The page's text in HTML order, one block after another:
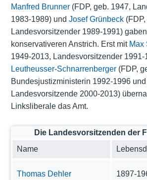
Manfred Brunner(FDP, geb. 1947,
1983-1989) und Josef Grünbeck(FDP,
Landesvorsitzender 1989-1991)
konservativeren Anstrich. Erst mit Max
1949-2013, Landesvorsitzender 1991-
Leutheusser-Schnarrenberger(FDP,
Bundesjustizministerin 1992-1996
Landesvorsitzende 2000-2013)
Linksliberale das Amt.
Die Landesvorsitzenden der
Name
Thomas Dehler 1897-